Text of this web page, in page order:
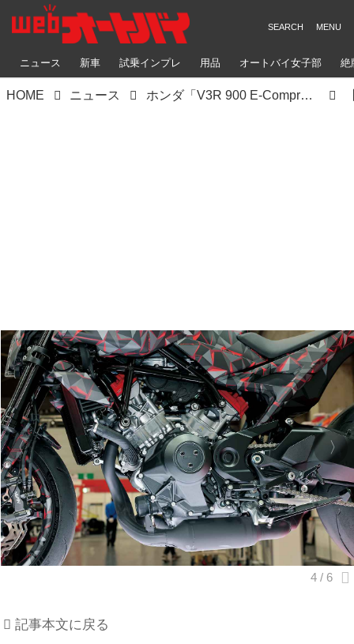
ニュース 新車 試乗インプレ 用品 オートバイ女子部 絶
HOME ニュース ホンダ「V3R 900 E-Compressor Prototype」｜世界初「電子制御過給機付きV3」900ccで1200cc級のトルクを実現！
記事本文に戻る